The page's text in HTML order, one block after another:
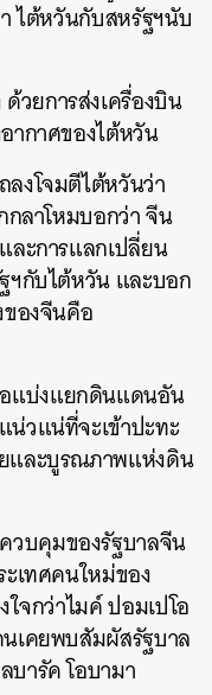
ไต้หวันกับสหรัฐฯนับ
วยการส่งเครื่องบิน
ากาศของไต้หวัน
งโจมตีไต้หวันว่า
กลาโหมบอกว่า จีน
ละการแลกเปลี่ยน
ฯกับไต้หวัน และบอก
องจีนคือ
อแบ่งแยกดินแดนอัน
วแน่ที่จะเข้าปะทะ
และบูรณภาพแห่งดิน
วบคุมของรัฐบาลจีน
เทศคนใหม่ของ
จกว่าไมค์ ปอมเปโอ
เคยพบสัมผัสรัฐบาล
ารัค โอบามา